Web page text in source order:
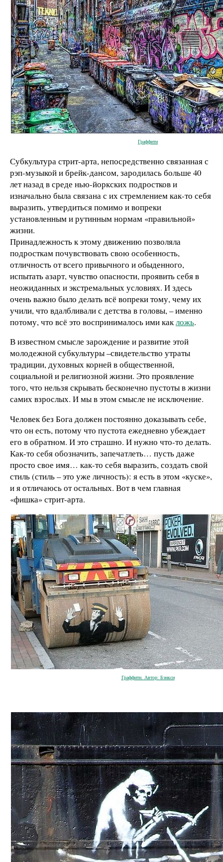
Граффити
Субкультура стрит-арта, непосредственно связанная с
рэп-музыкой и брейк-дансом, зародилась больше 40
лет назад в среде нью-йоркских подростков и
изначально была связана с их стремлением как-то себя
выразить, утвердиться помимо и вопреки
установленным и рутинным нормам «правильной»
жизни.
Принадлежность к этому движению позволяла
подросткам почувствовать свою особенность,
отличность от всего привычного и обыденного,
испытать азарт, чувство опасности, проявить себя в
неожиданных и экстремальных условиях. И здесь
очень важно было делать всё вопреки тому, чему их
учили, что вдалбливали с детства в головы, – именно
потому, что всё это воспринималось ими какложь.
В известном смысле зарождение и развитие этой
молодежной субкультуры –свидетельство утраты
традиции, духовных корней в общественной,
социальной и религиозной жизни. Это проявление
того, что нельзя скрывать бесконечно пустоты в жизни
самих взрослых. И мы в этом смысле не исключение.
Человек без Бога должен постоянно доказывать себе,
что он есть, потому что пустота ежедневно убеждает
его в обратном. И это страшно. И нужно что-то делать.
Как-то себя обозначить, запечатлеть… пусть даже
просто свое имя… как-то себя выразить, создать свой
стиль (стиль – это уже личность): я есть в этом «куске»,
и я отличаюсь от остальных. Вот в чем главная
«фишка» стрит-арта.
Граффити. Автор: Бэнкси